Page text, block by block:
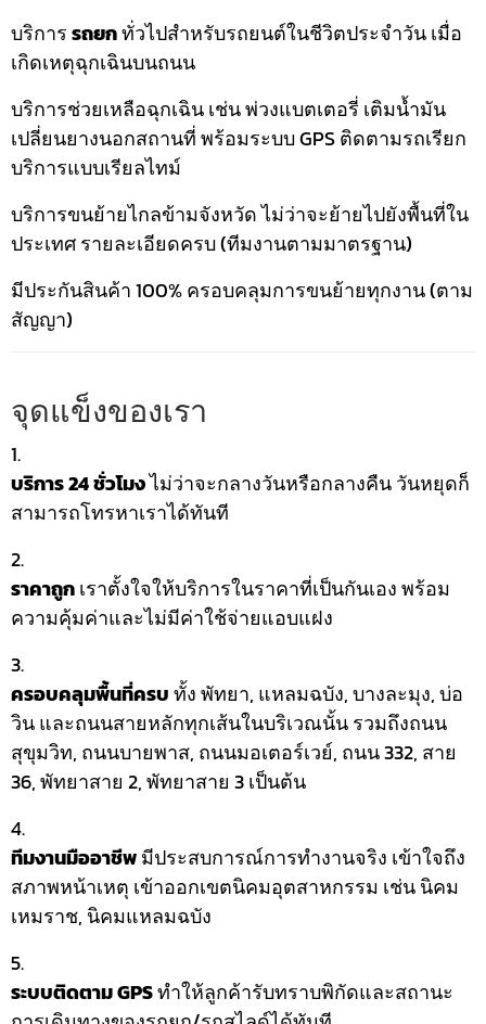
บริการรถยกทั่วไปสำหรับรถยนต์ในชีวิตประจำวัน เมื่อ
เกิดเหตุฉุกเฉินบนถนน
บริการช่วยเหลือฉุกเฉิน เช่น พ่วงแบตเตอรี่ เติมน้ำมัน
เปลี่ยนยางนอกสถานที่ พร้อมระบบ GPS ติดตามรถเรียก
บริการแบบเรียลไทม์
บริการขนย้ายไกลข้ามจังหวัด ไม่ว่าจะย้ายไปยังพื้นที่ใน
ประเทศ รายละเอียดครบ (ทีมงานตามมาตรฐาน)
มีประกันสินค้า 100% ครอบคลุมการขนย้ายทุกงาน (ตาม
สัญญา)
จุดแข็งของเรา
บริการ 24 ชั่วโมงไม่ว่าจะกลางวันหรือกลางคืน วันหยุดก็
สามารถโทรหาเราได้ทันที
ราคาถูกเราตั้งใจให้บริการในราคาที่เป็นกันเอง พร้อม
ความคุ้มค่าและไม่มีค่าใช้จ่ายแอบแฝง
ครอบคลุมพื้นที่ครบทั้ง พัทยา, แหลมฉบัง, บางละมุง, บ่อ
วิน และถนนสายหลักทุกเส้นในบริเวณนั้น รวมถึงถนน
สุขุมวิท, ถนนบายพาส, ถนนมอเตอร์เวย์, ถนน 332, สาย
36, พัทยาสาย 2, พัทยาสาย 3 เป็นต้น
ทีมงานมืออาชีพมีประสบการณ์การทำงานจริง เข้าใจถึง
สภาพหน้าเหตุ เข้าออกเขตนิคมอุตสาหกรรม เช่น นิคม
เหมราช, นิคมแหลมฉบัง
ระบบติดตาม GPSทำให้ลูกค้ารับทราบพิกัดและสถานะ